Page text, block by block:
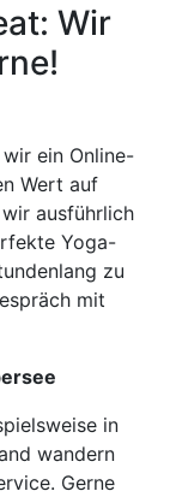
Wir
ein Online-
Wert auf
ausführlich
Yoga-
zu
mit
in
wandern
Gerne